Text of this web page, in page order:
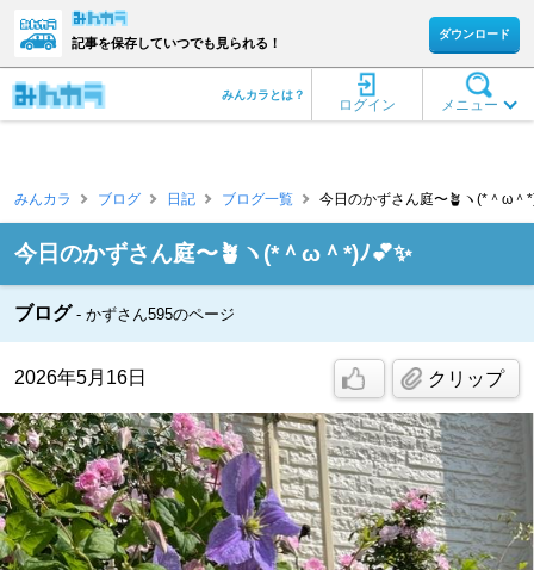
記事を保存していつでも見られる！
ダウンロード
メニュー
ログイン
みんカラとは？
みんカラ ブログ 日記 ブログ一覧 今日のかずさん庭〜🪴ヽ(*＾ω＾
今日のかずさん庭〜🪴ヽ(*＾ω＾*)ﾉ💕✨
ブログ かずさん595のページ
2026年5月16日 クリップ